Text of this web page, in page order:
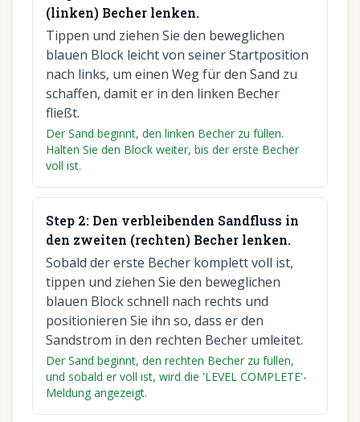
(linken) Becher lenken.
Tippen und ziehen Sie den beweglichen
blauen Block leicht von seiner Startposition
nach links, um einen Weg für den Sand zu
schaffen, damit er in den linken Becher
fließt.
Der Sand beginnt, den linken Becher zu füllen.
Halten Sie den Block weiter, bis der erste Becher
voll ist.
Step 2: Den verbleibenden Sandfluss in
den zweiten (rechten) Becher lenken.
Sobald der erste Becher komplett voll ist,
tippen und ziehen Sie den beweglichen
blauen Block schnell nach rechts und
positionieren Sie ihn so, dass er den
Sandstrom in den rechten Becher umleitet.
Der Sand beginnt, den rechten Becher zu füllen,
und sobald er voll ist, wird die 'LEVEL COMPLETE'-
Meldung angezeigt.